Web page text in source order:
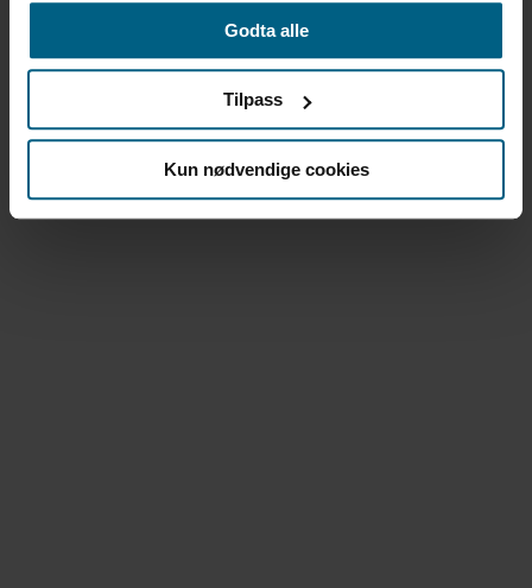
Godta alle
Tilpass
Kun nødvendige cookies